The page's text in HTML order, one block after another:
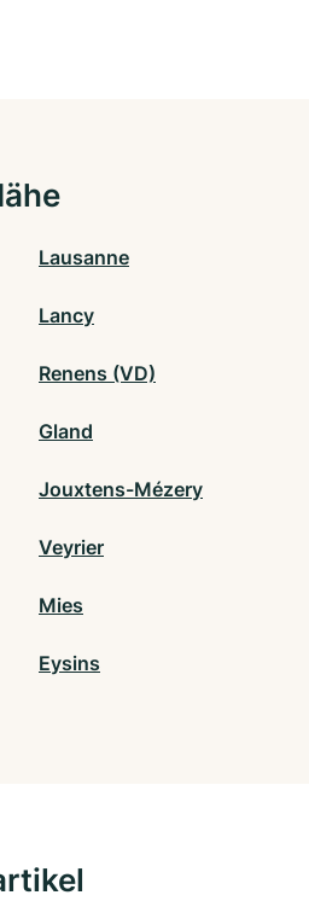
Lausanne
Lancy
Renens (VD)
Gland
Jouxtens-Mézery
Veyrier
Mies
Eysins